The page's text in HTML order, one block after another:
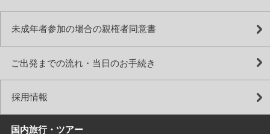
未成年者参加の場合の親権者同意書
ご出発までの流れ・当日のお手続き
採用情報
国内旅行・ツアー